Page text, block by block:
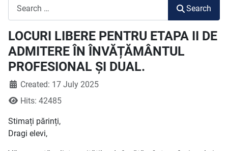
Search
LOCURI LIBERE PENTRU ETAPA II DE
ADMITERE ÎN ÎNVĂȚĂMÂNTUL
PROFESIONAL ȘI DUAL.
Created: 17 July 2025
Hits: 42485
Stimați părinți,
Dragi elevi,